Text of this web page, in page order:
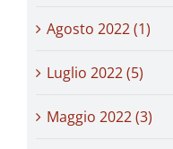
Agosto 2022 (1)
Luglio 2022 (5)
Maggio 2022 (3)